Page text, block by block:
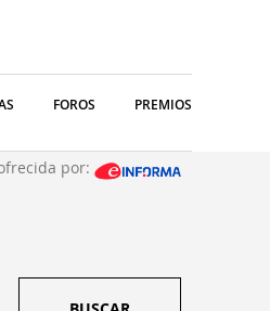
FOROS PREMIOS
por: